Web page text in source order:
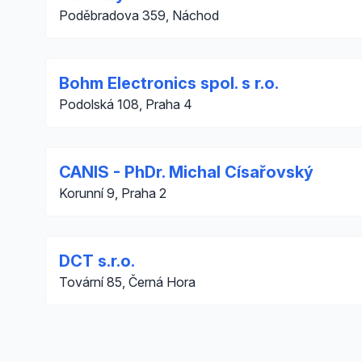
Poděbradova 359, Náchod
Bohm Electronics spol. s r.o.
Podolská 108, Praha 4
CANIS - PhDr. Michal Císařovský
Korunní 9, Praha 2
DCT s.r.o.
Tovární 85, Černá Hora